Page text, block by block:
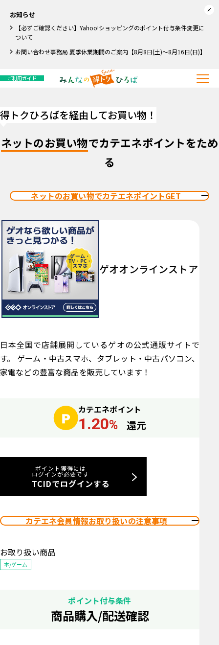
お知らせ
【必ずご確認ください】Yahoo!ショッピングのポイント付与条件変更に
ついて
お問い合わせ事務局 夏季休業期間のご案内【8月8日(土)～8月16日(日)】
ご利用ガイド
得トクひろばを経由してお買い物！
ネットのお買い物でカテエネポイントをため
る
ネットのお買い物でカテエネポイントGET
ゲオオンラインストア
日本全国で店舗展開しているゲオの公式通販サイトで
す。 ゲーム・中古スマホ、タブレット・中古パソコン、
家電などの豊富な商品を販売しています！
カテエネポイント
1.20% 還元
ポイント獲得には
ログインが必要です
TCIDでログインする
カテエネ会員情報お取り扱いの注意事項
お取り扱い商品
本/ゲーム
ポイント付与条件
商品購入/配送確認